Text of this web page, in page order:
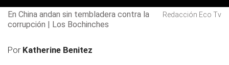
En China andan sin tembladera contra la
corrupción | Los Bochinches
Redacción Eco Tv
Por Katherine Benitez